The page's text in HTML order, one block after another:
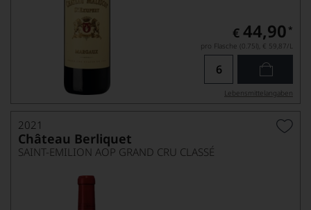
€ 44,90 *
pro Flasche (0.75l), € 59,87/L
Lebensmittel­angaben
2021
Château Berliquet
SAINT-EMILION AOP GRAND CRU CLASSÉ